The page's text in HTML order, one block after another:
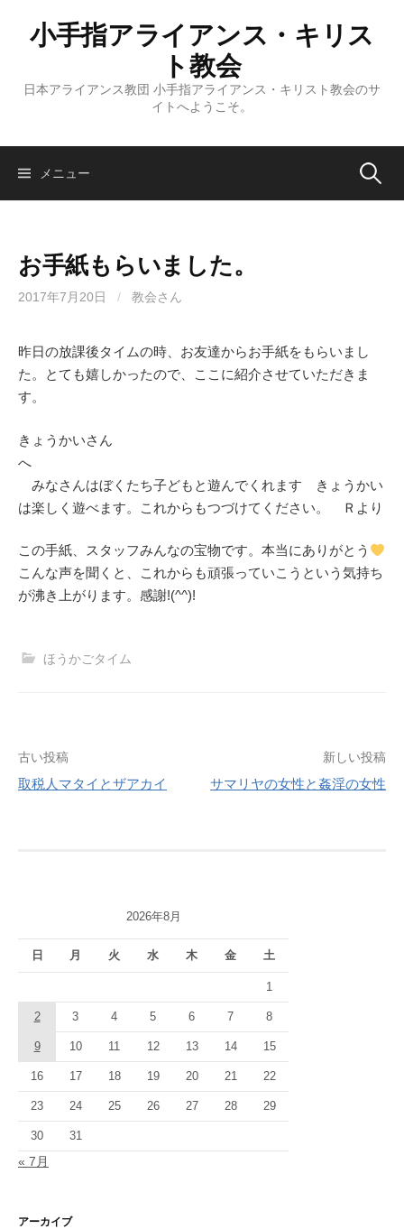
ス
小手指アライアンス・キリス
ト教会
日本アライアンス教団 小手指アライアンス・キリスト教会のサ
イトへようこそ。
メニュー 検
お手紙もらいました。
2017年7月20日 / 教会さん
昨日の放課後タイムの時、お友達からお手紙をもらいまし
た。とても嬉しかったので、ここに紹介させていただきま
す。
きょうかいさん
へ
みなさんはぼくたち子どもと遊んでくれます きょうかい
は楽しく遊べます。これからもつづけてください。 Ｒより
この手紙、スタッフみんなの宝物です。本当にありがとう
こんな声を聞くと、これからも頑張っていこうという気持ち
が沸き上がります。感謝!(^^)!
ほうかごタイム
投
稿
シ
ン
古い投稿
取税人マタイとザアカイ
新しい投稿
サマリヤの女性と姦淫の女性
2026年8月
日 月 火 水 木 金 土
1
2 3 4 5 6 7 8
9 10 11 12 13 14 15
16 17 18 19 20 21 22
23 24 25 26 27 28 29
30 31
« 7月
アーカイブ